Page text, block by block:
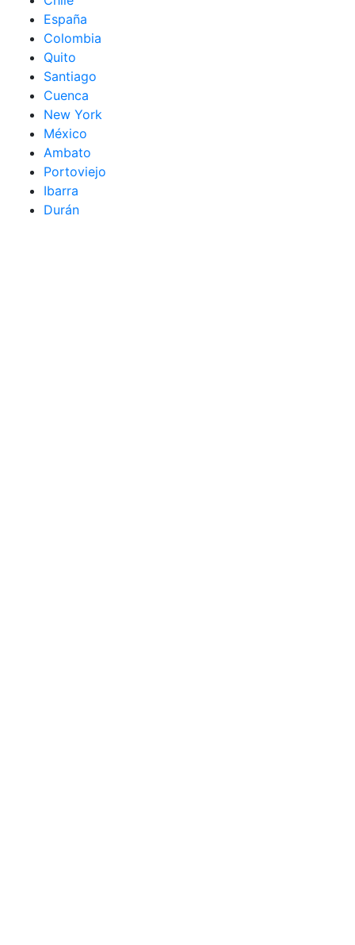
España
Colombia
Quito
Santiago
Cuenca
New York
México
Ambato
Portoviejo
Ibarra
Durán